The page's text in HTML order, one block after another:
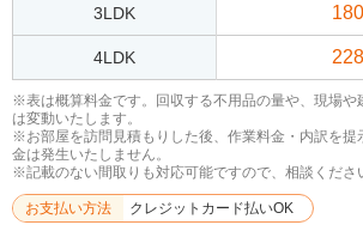
3LDK
4LDK
※表は概算料金です。回収する不用品の量や、現場や
は変動いたします。
※お部屋を訪問見積もりした後、作業料金・内訳を提
金は発生いたしません。
※記載のない間取りも対応可能ですので、相談くださ
お支払い方法 クレジットカード払いOK